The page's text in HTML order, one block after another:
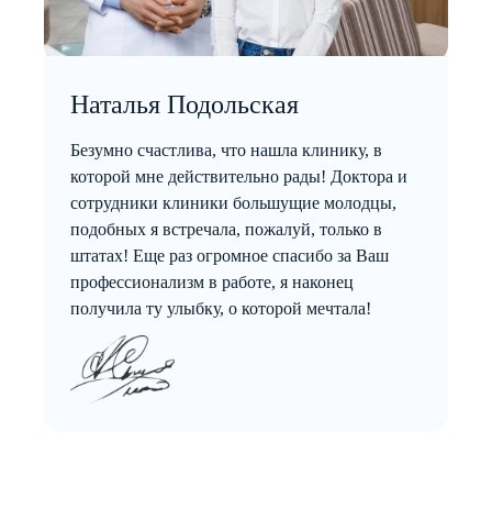
Наталья Подольская
Безумно счастлива, что нашла клинику, в
которой мне действительно рады! Доктора и
сотрудники клиники большущие молодцы,
подобных я встречала, пожалуй, только в
штатах! Еще раз огромное спасибо за Ваш
профессионализм в работе, я наконец
получила ту улыбку, о которой мечтала!